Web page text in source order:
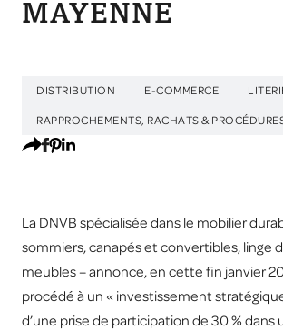
MAYENNE
DISTRIBUTION E-COMMERCE
RAPPROCHEMENTS, RACHATS &
La DNVB spécialisée dans le mobilier
sommiers, canapés et convertibles, linge
meubles – annonce, en cette fin janvier
procédé à un « investissement
d’une prise de participation de 30 % dans